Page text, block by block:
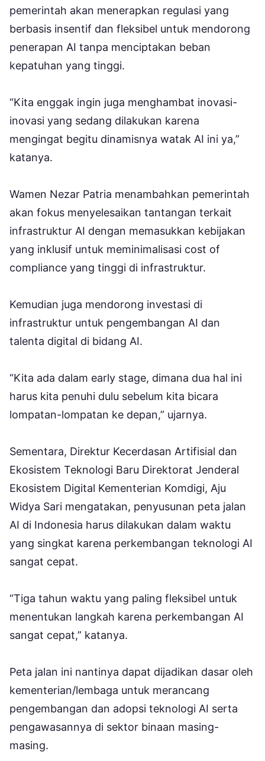
pemerintah akan menerapkan regulasi yang
berbasis insentif dan fleksibel untuk mendorong
penerapan AI tanpa menciptakan beban
kepatuhan yang tinggi.
“Kita enggak ingin juga menghambat inovasi-
inovasi yang sedang dilakukan karena
mengingat begitu dinamisnya watak AI ini ya,”
katanya.
Wamen Nezar Patria menambahkan pemerintah
akan fokus menyelesaikan tantangan terkait
infrastruktur AI dengan memasukkan kebijakan
yang inklusif untuk meminimalisasi cost of
compliance yang tinggi di infrastruktur.
Kemudian juga mendorong investasi di
infrastruktur untuk pengembangan AI dan
talenta digital di bidang AI.
“Kita ada dalam early stage, dimana dua hal ini
harus kita penuhi dulu sebelum kita bicara
lompatan-lompatan ke depan,” ujarnya.
Sementara, Direktur Kecerdasan Artifisial dan
Ekosistem Teknologi Baru Direktorat Jenderal
Ekosistem Digital Kementerian Komdigi, Aju
Widya Sari mengatakan, penyusunan peta jalan
AI di Indonesia harus dilakukan dalam waktu
yang singkat karena perkembangan teknologi AI
sangat cepat.
“Tiga tahun waktu yang paling fleksibel untuk
menentukan langkah karena perkembangan AI
sangat cepat,” katanya.
Peta jalan ini nantinya dapat dijadikan dasar oleh
kementerian/lembaga untuk merancang
pengembangan dan adopsi teknologi AI serta
pengawasannya di sektor binaan masing-
masing.